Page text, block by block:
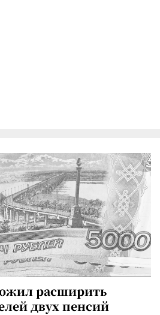
расширить
двух пенсий